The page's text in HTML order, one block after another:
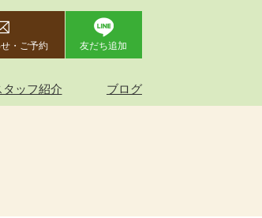
・ご予約 友だち追加
タッフ紹介 ブログ